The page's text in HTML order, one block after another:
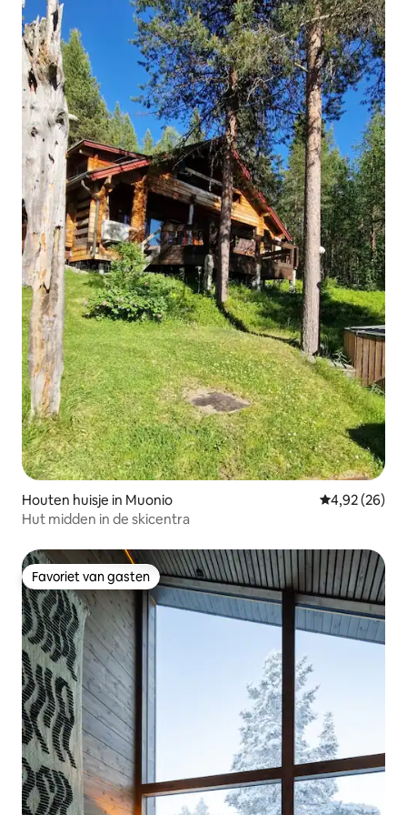
Houten huisje in Muonio Gemiddelde
4,92 (26)
Hut midden in de skicentra
Favoriet van gasten
Favoriet van gasten